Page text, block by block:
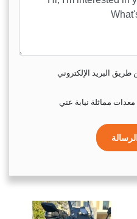
البريد الإلكتروني
معدات مماثلة نيابة عني